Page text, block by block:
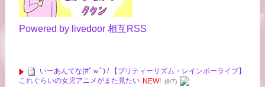
Powered by livedoor 相互RSS
いーあんてな(#ﾟｗﾟ) / 【プリティーリズム・レインボーライブ】
これぐらいの女児アニメがまた見たい NEW! (8/7)